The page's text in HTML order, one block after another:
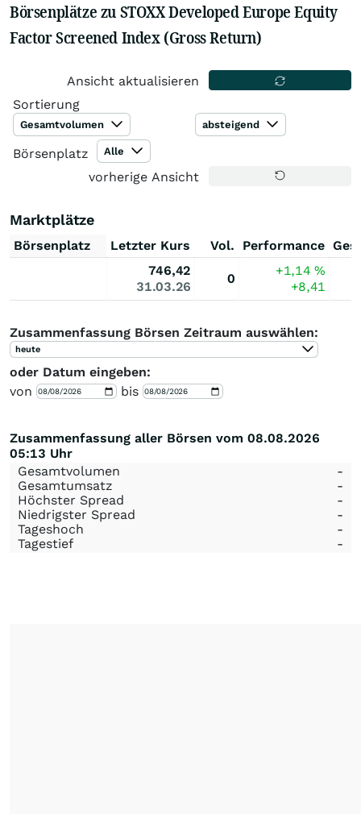
Börsenplätze zu STOXX Developed Europe Equity
Factor Screened Index (Gross Return)
Ansicht aktualisieren
Sortierung
Gesamtvolumen absteigend
Börsenplatz Alle
vorherige Ansicht
Marktplätze
Börsenplatz Letzter Kurs Vol. Performance
746,42
31.03.26
0
+1,14%
+8,41
Zusammenfassung Börsen Zeitraum auswählen:
heute
oder Datum eingeben:
von
bis
Zusammenfassung aller Börsen vom 08.08.2026
05:13 Uhr
Gesamtvolumen
-
Gesamtumsatz
-
Höchster Spread
-
Niedrigster Spread
-
Tageshoch
-
Tagestief
-